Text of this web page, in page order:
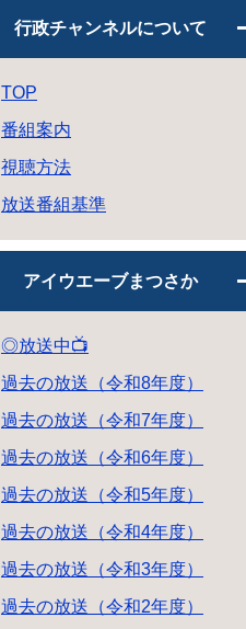
行政チャンネルについて
TOP
番組案内
視聴方法
放送番組基準
アイウエーブまつさか
◎放送中📺
過去の放送（令和8年度）
過去の放送（令和7年度）
過去の放送（令和6年度）
過去の放送（令和5年度）
過去の放送（令和4年度）
過去の放送（令和3年度）
過去の放送（令和2年度）